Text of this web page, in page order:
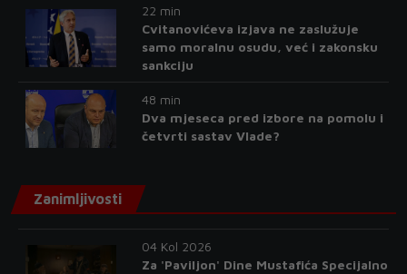
22 min
Cvitanovićeva izjava ne zaslužuje
samo moralnu osudu, već i zakonsku
sankciju
48 min
Dva mjeseca pred izbore na pomolu i
četvrti sastav Vlade?
Zanimljivosti
04 Kol 2026
Za 'Paviljon' Dine Mustafića Specijalno